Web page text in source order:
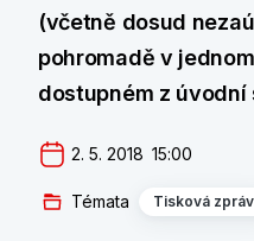
(včetně dosud
pohromadě v
dostupném z úvodní
2. 5. 2018  15:00
Témata Tisková